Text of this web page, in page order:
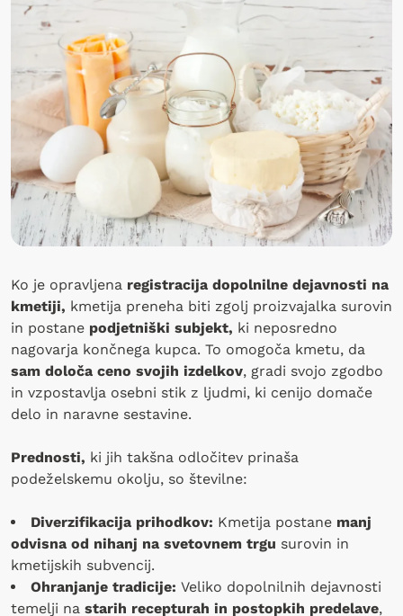
Ko je opravljena registracija dopolnilne dejavnosti na
kmetiji, kmetija preneha biti zgolj proizvajalka surovin
in postane podjetniški subjekt, ki neposredno
nagovarja končnega kupca. To omogoča kmetu, da
sam določa ceno svojih izdelkov, gradi svojo zgodbo
in vzpostavlja osebni stik z ljudmi, ki cenijo domače
delo in naravne sestavine.
Prednosti, ki jih takšna odločitev prinaša
podeželskemu okolju, so številne:
Diverzifikacija prihodkov: Kmetija postane manj
odvisna od nihanj na svetovnem trgu surovin in
kmetijskih subvencij.
Ohranjanje tradicije: Veliko dopolnilnih dejavnosti
temelji na starih recepturah in postopkih predelave,